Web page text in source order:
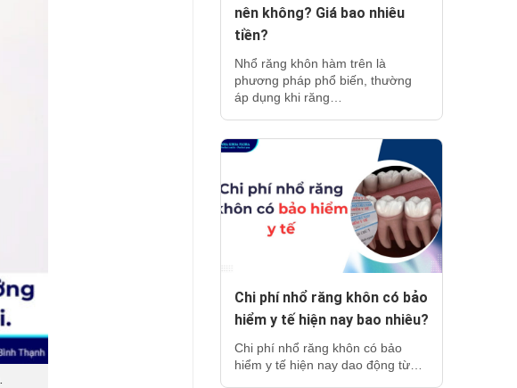
nên không? Giá bao nhiêu
tiền?
Nhổ răng khôn hàm trên là
phương pháp phổ biến, thường
áp dụng khi răng…
Chi phí nhổ răng khôn có bảo
hiểm y tế hiện nay bao nhiêu?
Chi phí nhổ răng khôn có bảo
hiểm y tế hiện nay dao động từ…